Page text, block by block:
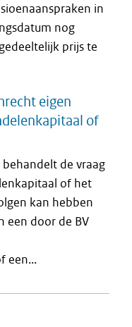
in
nog
prijs te
eigen
of
de vraag
of het
kan hebben
een door de BV
een...